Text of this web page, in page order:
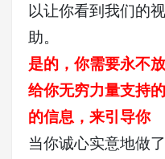
以让你看到我们的
助。
是的，你需要永不
给你无穷力量支持
的信息，来引导你
当你诚心实意地做